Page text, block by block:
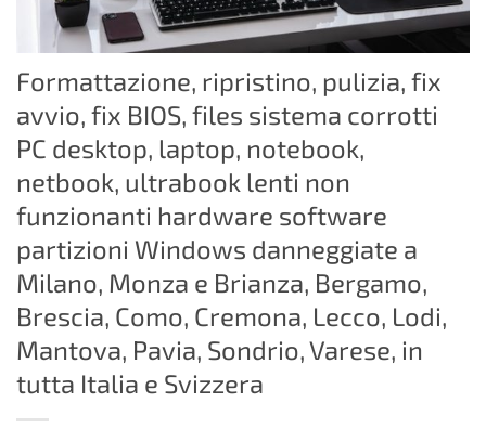
Formattazione, ripristino, pulizia, fix
avvio, fix BIOS, files sistema corrotti
PC desktop, laptop, notebook,
netbook, ultrabook lenti non
funzionanti hardware software
partizioni Windows danneggiate a
Milano, Monza e Brianza, Bergamo,
Brescia, Como, Cremona, Lecco, Lodi,
Mantova, Pavia, Sondrio, Varese, in
tutta Italia e Svizzera